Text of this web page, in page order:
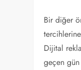
Bir diğer
Dijital
geçen